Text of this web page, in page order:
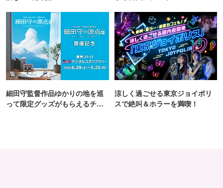
細田守監督作品ゆかりの地を巡
って限定グッズがもらえるチャ
涼しく過ごせる東京ジョイポリ
スで絶叫＆ホラーを満喫！